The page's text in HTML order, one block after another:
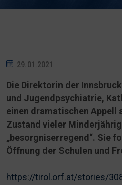
29.01.2021
Die Direktorin der
und Jugendpsychiatrie,
einen dramatischen Appell
Zustand vieler
„besorgniserregend“. Sie
Öffnung der Schulen und
https://tirol.orf.at/stories/